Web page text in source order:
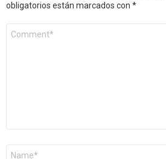
obligatorios están marcados con *